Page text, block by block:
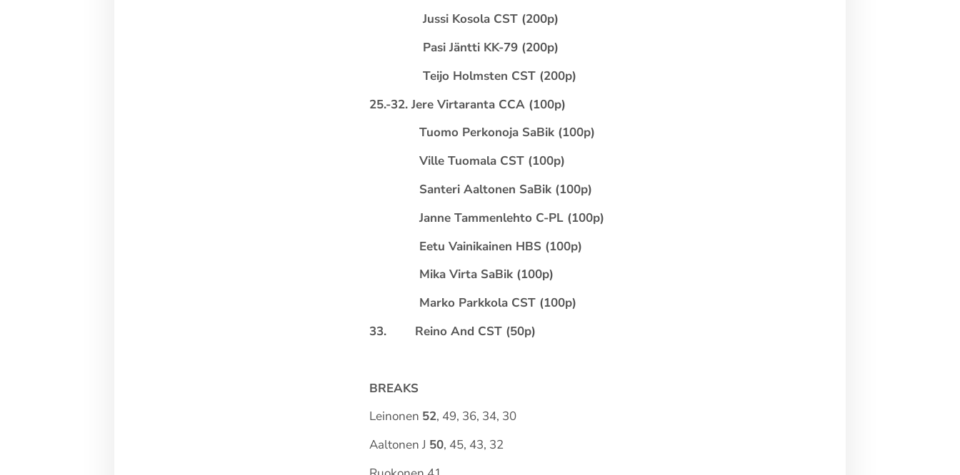
Jussi Kosola CST (200p)
Pasi Jäntti KK-79 (200p)
Teijo Holmsten CST (200p)
25.-32. Jere Virtaranta CCA (100p)
Tuomo Perkonoja SaBik (100p)
Ville Tuomala CST (100p)
Santeri Aaltonen SaBik (100p)
Janne Tammenlehto C-PL (100p)
Eetu Vainikainen HBS (100p)
Mika Virta SaBik (100p)
Marko Parkkola CST (100p)
33. Reino And CST (50p)
BREAKS
Leinonen 52, 49, 36, 34, 30
Aaltonen J 50, 45, 43, 32